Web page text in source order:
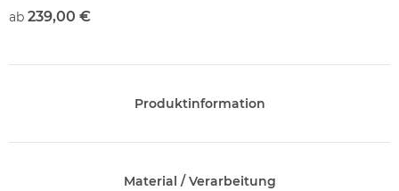
ab 239,00 €
Produktinformation
Material / Verarbeitung